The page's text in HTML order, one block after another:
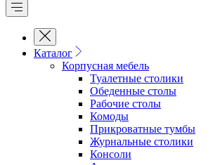
Каталог
Корпусная мебель
Туалетные столики
Обеденные cтолы
Рабочие столы
Комоды
Прикроватные тумбы
Журнальные столики
Консоли